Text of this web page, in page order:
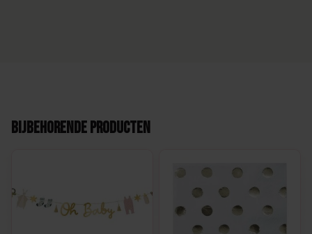
Bijbehorende producten